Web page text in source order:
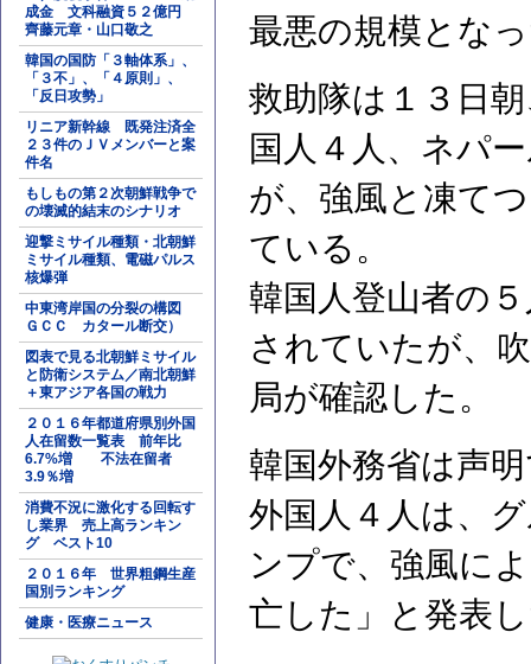
成金 文科融資５２億円
齊藤元章・山口敬之
韓国の国防「３軸体系」、
「３不」、「４原則」、
「反日攻勢」
リニア新幹線 既発注済全
２３件のＪＶメンバーと案
件名
もしもの第２次朝鮮戦争で
の壊滅的結末のシナリオ
迎撃ミサイル種類・北朝鮮
ミサイル種類、電磁パルス
核爆弾
中東湾岸国の分裂の構図
ＧＣＣ カタール断交）
図表で見る北朝鮮ミサイル
と防衛システム／南北朝鮮
＋東アジア各国の戦力
２０１６年都道府県別外国
人在留数一覧表 前年比
6.7%増 不法在留者
3.9％増
消費不況に激化する回転す
し業界 売上高ランキン
グ ベスト10
２０１６年 世界粗鋼生産
国別ランキング
健康・医療ニュース
最悪の規模とな
救助隊は１３日
国人４人、ネパ
が、強風と凍て
ている。
韓国人登山者の
されていたが、
局が確認した。
韓国外務省は声
外国人４人は、
ンプで、強風に
亡した」と発表